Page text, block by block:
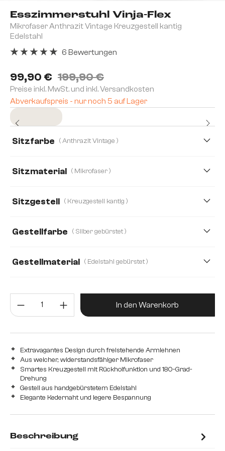
Esszimmerstuhl Vinja-Flex
Mikrofaser Anthrazit Vintage Kreuzgestell kantig
Edelstahl
99,90 € 199,90 €
Preise inkl. MwSt. und inkl. Versandkosten
Abverkaufspreis - nur noch 5 auf Lager
6 Bewertungen
Sitzfarbe ( Anthrazit Vintage )
Sitzmaterial ( Mikrofaser )
Sitzgestell ( Kreuzgestell kantig )
Gestellfarbe ( Silber gebürstet )
Gestellmaterial ( Edelstahl gebürstet )
Produkt Anzahl: Gib den
In den Warenkorb
Extravagantes Design durch freistehende Armlehnen
Aus weicher, widerstandsfähiger Mikrofaser
Smartes Kreuzgestell mit Rückholfunktion und 180-Grad-
Drehung
Gestell aus handgebürstetem Edelstahl
Elegante Kedernaht und legere Bespannung
Beschreibung